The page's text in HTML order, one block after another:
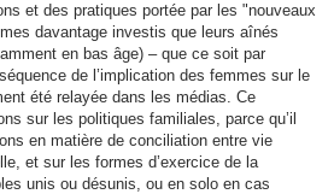
et des pratiques portée par les "nouveaux
davantage investis que leurs aînés
en bas âge) – que ce soit par
de l’implication des femmes sur le
été relayée dans les médias. Ce
sur les politiques familiales, parce qu’il
en matière de conciliation entre vie
et sur les formes d’exercice de la
unis ou désunis, ou en solo en cas